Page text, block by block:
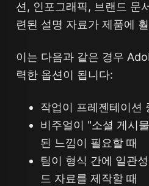
션, 인포그래픽, 브랜드 문
련된 설명 자료가 제품에
이는 다음과 같은 경우
력한 옵션이 됩니다:
작업이 프레젠테이션
비주얼이 "소셜 게시
된 느낌이 필요할 때
팀이 형식 간에 일관
드 자료를 제작할 때